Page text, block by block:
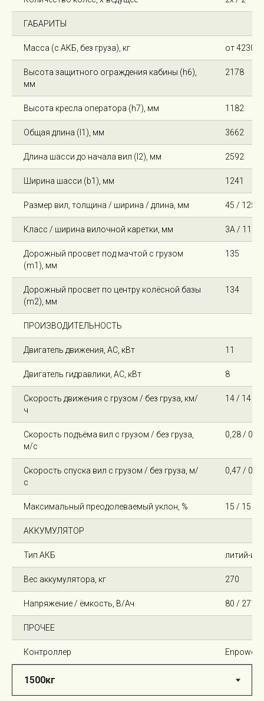
ГАБАРИТЫ
Масса (с АКБ, без груза), кг от 4230
Высота защитного ограждения кабины (h6),
мм
2178
Высота кресла оператора (h7), мм 1182
Общая длина (l1), мм 3662
Длина шасси до начала вил (l2), мм 2592
Ширина шасси (b1), мм 1241
Размер вил, толщина / ширина / длина, мм 45 / 125 /
Класс / ширина вилочной каретки, мм 3А / 1100
Дорожный просвет под мачтой с грузом
(m1), мм
135
Дорожный просвет по центру колёсной базы
(m2), мм
134
ПРОИЗВОДИТЕЛЬНОСТЬ
Двигатель движения, AC, кВт 11
Двигатель гидравлики, AC, кВт 8
Скорость движения с грузом / без груза, км/
ч
14 / 14
Скорость подъёма вил с грузом / без груза,
м/с
0,28 / 0,40
Скорость спуска вил с грузом / без груза, м/
с
0,47 / 0,42
Максимальный преодолеваемый уклон, % 15 / 15
АККУМУЛЯТОР
Тип АКБ литий-
Вес аккумулятора, кг 270
Напряжение / ёмкость, В/Ач 80 / 271
ПРОЧЕЕ
Контроллер Enpower